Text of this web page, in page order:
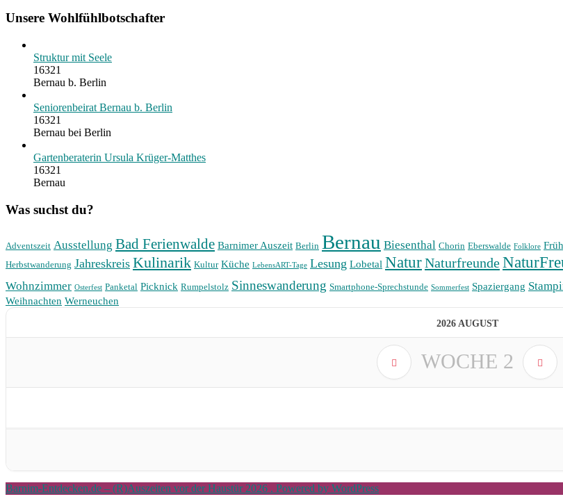
Unsere Wohlfühlbotschafter
Struktur mit Seele
16321
Bernau b. Berlin
Seniorenbeirat Bernau b. Berlin
16321
Bernau bei Berlin
Gartenberaterin Ursula Krüger-Matthes
16321
Bernau
Was suchst du?
Adventszeit Ausstellung Bad Ferienwalde Barnimer Auszeit Berlin Bernau Biesenthal Chorin Eberswalde Folklore
Herbstwanderung Jahreskreis Kulinarik Kultur Küche LebensART-Tage Lesung Lobetal NaturNaturfreunde
Wohnzimmer Osterfest Panketal Picknick Rumpelstolz Sinneswanderung Smartphone-Sprechstunde Sommerfest Spaziergang
Weihnachten Werneuchen
2026 AUGUST
WOCHE 2
Barnim-Entdecken.de – (R)Auszeiten vor der Haustür 2026 . Powered by WordPress